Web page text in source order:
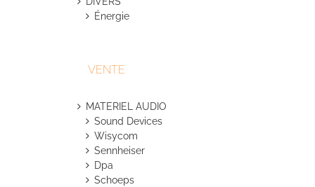
Énergie
VENTE
MATERIEL AUDIO
Sound Devices
Wisycom
Sennheiser
Dpa
Schoeps